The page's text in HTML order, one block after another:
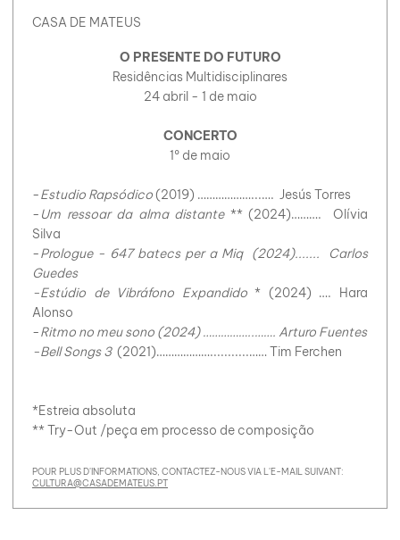
CASA DE MATEUS
O PRESENTE DO FUTURO
Residências Multidisciplinares
24 abril - 1 de maio
CONCERTO
1º de maio
-Estudio Rapsódico(2019) ………………...…. Jesús Torres
- Um ressoar da alma distante ** (2024)………. Olívia
Silva
-Prologue - 647 batecs per a Miq (2024)....... Carlos
Guedes
-Estúdio de Vibráfono Expandido* (2024) …. Hara
Alonso
-Ritmo no meu sono (2024) ……………..……. Arturo Fuentes
-Bell Songs 3 (2021)………………...........…… Tim Ferchen
*Estreia absoluta
** Try-Out /peça em processo de composição
POUR PLUS D'INFORMATIONS, CONTACTEZ-NOUS VIA L'E-MAIL SUIVANT:
CULTURA@CASADEMATEUS.PT